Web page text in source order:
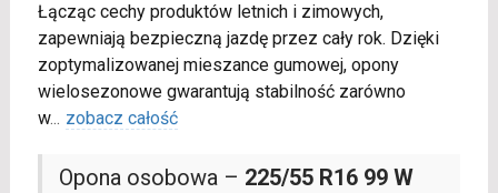
Łącząc cechy produktów letnich i zimowych,
zapewniają bezpieczną jazdę przez cały rok. Dzięki
zoptymalizowanej mieszance gumowej, opony
wielosezonowe gwarantują stabilność zarówno
w... zobacz całość
Opona osobowa – 225/55 R16 99 W